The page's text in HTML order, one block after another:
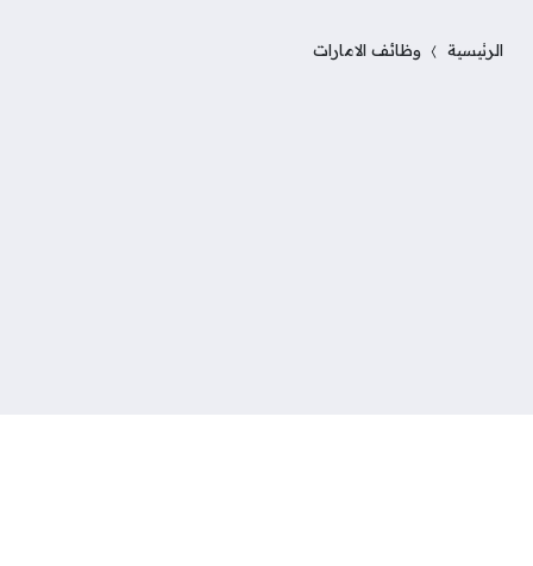
الرئيسية وظائف الامارات